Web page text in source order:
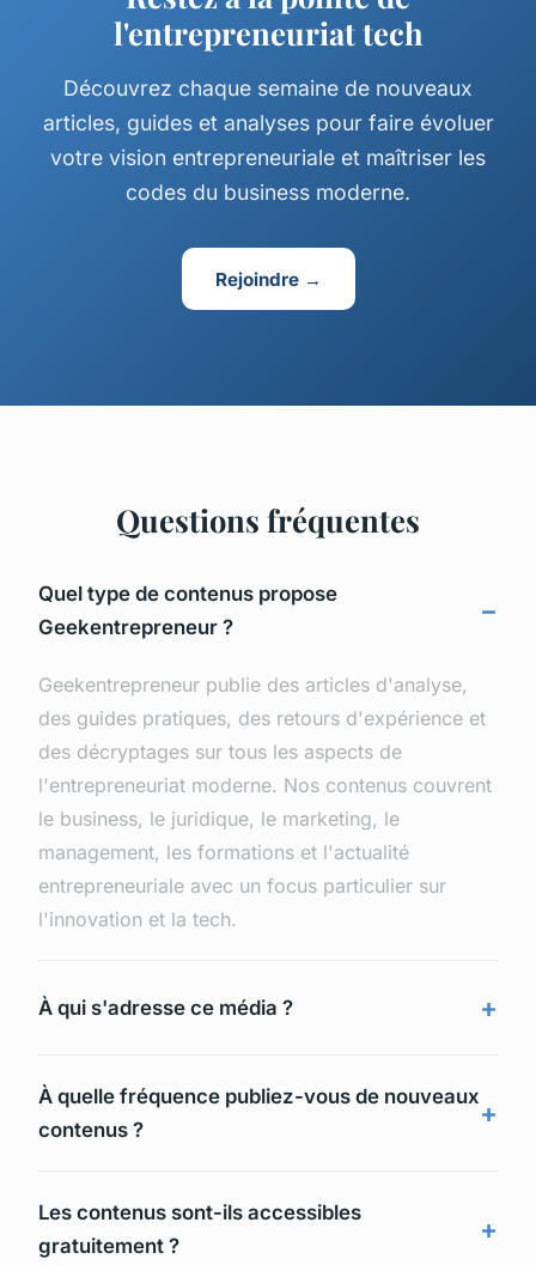
l'entrepreneuriat tech
Découvrez chaque semaine de nouveaux
articles, guides et analyses pour faire évoluer
votre vision entrepreneuriale et maîtriser les
codes du business moderne.
Rejoindre →
Questions fréquentes
Quel type de contenus propose
Geekentrepreneur ?
Geekentrepreneur publie des articles d'analyse,
des guides pratiques, des retours d'expérience et
des décryptages sur tous les aspects de
l'entrepreneuriat moderne. Nos contenus couvrent
le business, le juridique, le marketing, le
management, les formations et l'actualité
entrepreneuriale avec un focus particulier sur
l'innovation et la tech.
À qui s'adresse ce média ?
À quelle fréquence publiez-vous de nouveaux
contenus ?
Les contenus sont-ils accessibles
gratuitement ?